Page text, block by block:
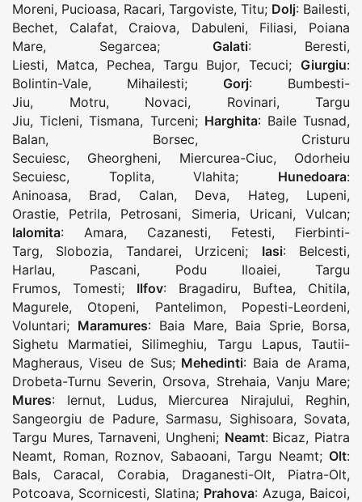
Moreni, Pucioasa, Racari, Targoviste, Titu; Dolj: Bailesti,
Bechet, Calafat, Craiova, Dabuleni, Filiasi, Poiana
Mare, Segarcea; Galati: Beresti,
Liesti, Matca, Pechea, Targu Bujor,Tecuci; Giurgiu:
Bolintin-Vale, Mihailesti; Gorj: Bumbesti-
Jiu, Motru, Novaci, Rovinari, Targu
Jiu,Ticleni,Tismana, Turceni; Harghita: Baile Tusnad,
Balan, Borsec, Cristuru
Secuiesc, Gheorgheni, Miercurea-Ciuc, Odorheiu
Secuiesc, Toplita,Vlahita; Hunedoara:
Aninoasa, Brad, Calan, Deva, Hateg, Lupeni,
Orastie, Petrila, Petrosani, Simeria, Uricani,Vulcan;
Ialomita: Amara, Cazanesti, Fetesti, Fierbinti-
Targ, Slobozia, Tandarei, Urziceni; Iasi: Belcesti,
Harlau, Pascani, Podu Iloaiei, Targu
Frumos, Tomesti; Ilfov: Bragadiru, Buftea, Chitila,
Magurele, Otopeni, Pantelimon, Popesti-Leordeni,
Voluntari; Maramures: Baia Mare, Baia Sprie, Borsa,
Sighetu Marmatiei, Silimeghiu, Targu Lapus,Tautii-
Magheraus, Viseu de Sus; Mehedinti: Baia de Arama,
Drobeta-Turnu Severin, Orsova, Strehaia, Vanju Mare;
Mures: Iernut, Ludus, Miercurea Nirajului, Reghin,
Sangeorgiu de Padure, Sarmasu, Sighisoara, Sovata,
Targu Mures,Tarnaveni, Ungheni; Neamt: Bicaz, Piatra
Neamt, Roman, Roznov, Sabaoani, Targu Neamt; Olt:
Bals, Caracal, Corabia, Draganesti-Olt, Piatra-Olt,
Potcoava, Scornicesti, Slatina; Prahova: Azuga, Baicoi,